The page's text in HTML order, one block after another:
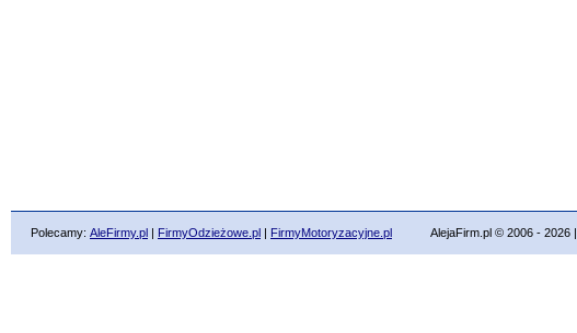
Polecamy: AleFirmy.pl | FirmyOdzieżowe.pl | FirmyMotoryzacyjne.pl AlejaFirm.pl © 2006 - 2026 |